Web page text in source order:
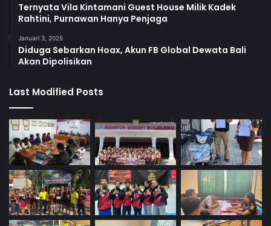
Ternyata Vila Kintamani Guest House Milik Kadek
Rahtini, Purnawan Hanya Penjaga
Januari 3, 2025
Diduga Sebarkan Hoax, Akun FB Global Dewata Bali
Akan Dipolisikan
Last Modified Posts